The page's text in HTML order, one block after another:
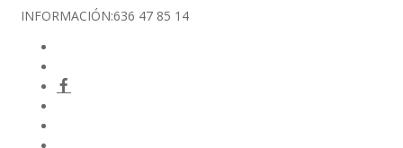
INFORMACIÓN:636 47 85 14